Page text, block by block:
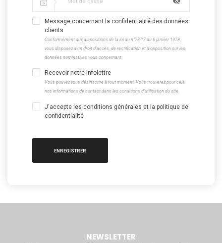
Message concernant la confidentialité des données
clients
Conformément aux dispositions de la loi du n°78-17 du 6 janvier 1978,
vous disposez d'un droit d'accès, de rectification et d'opposition sur les
données nominatives vous concernant.
Recevoir notre infolettre
Vous pouvez vous désinscrire à tout moment. Vous trouverez pour cela
nos informations de contact dans les conditions d'utilisation du site.
J'accepte les conditions générales et la politique de
confidentialité
ENREGISTRER
NEWSLETTER